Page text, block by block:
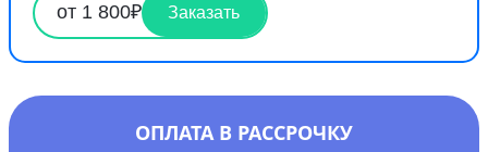
от 1 800₽ Заказать
ОПЛАТА В РАССРОЧКУ